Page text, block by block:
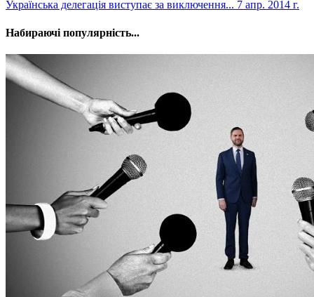
Українська делегація виступає за виключення... 7 апр. 2014 г.
Набираючі популярність...